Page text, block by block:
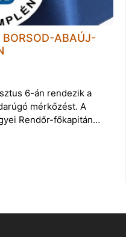
BORSOD-ABAÚJ-
6-án rendezik a
mérkőzést. A
Rendőr-főkapitán…